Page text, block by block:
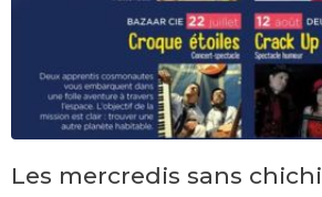
Les mercredis sans chichi